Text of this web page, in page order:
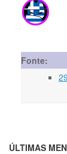
Fonte:
ÚLTIMAS